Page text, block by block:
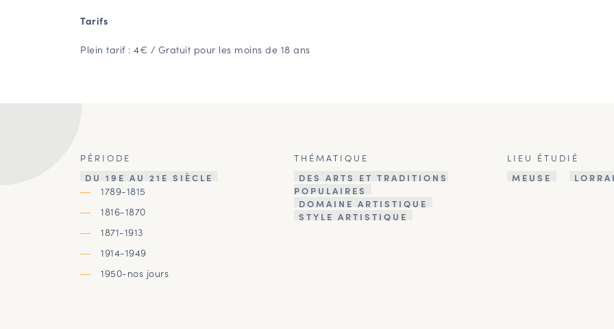
Tarifs
Plein tarif : 4€ / Gratuit pour les moins de 18 ans
PÉRIODE
DU 19E AU 21E SIÈCLE
1789-1815
1816-1870
1871-1913
1914-1949
1950-nos jours
THÉMATIQUE
DES ARTS ET TRADITIONS
POPULAIRES
DOMAINE ARTISTIQUE
STYLE ARTISTIQUE
LIEU ÉTUDIÉ
MEUSE